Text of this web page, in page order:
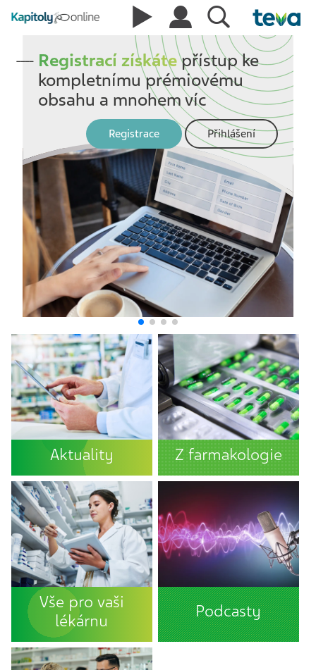
Podcasty
Aktuality Z farmakologie
Vše pro vaši
lékárnu
Podcasty